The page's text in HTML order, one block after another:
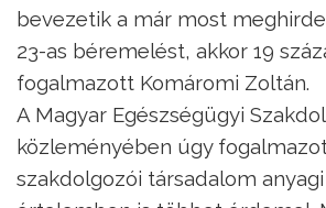
bevezetik a már most
23-as béremelést, akkor 19
fogalmazott Komáromi Zoltán.
A Magyar Egészségügyi
közleményében úgy
szakdolgozói társadalom